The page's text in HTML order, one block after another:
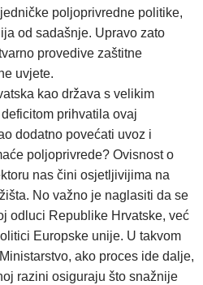
poljoprivredne politike,
od sadašnje. Upravo zato
provedive zaštitne
uvjete.
kao država s velikim
prihvatila ovaj
dodatno povećati uvoz i
poljoprivrede? Ovisnost o
nas čini osjetljivijima na
No važno je naglasiti da se
odluci Republike Hrvatske, već
Europske unije. U takvom
ako proces ide dalje,
razini osiguraju što snažnije